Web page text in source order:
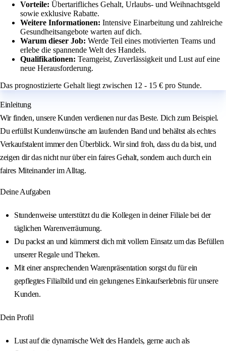
Vorteile: Übertarifliches Gehalt, Urlaubs- und Weihnachtsgeld
sowie exklusive Rabatte.
Weitere Informationen: Intensive Einarbeitung und zahlreiche
Gesundheitsangebote warten auf dich.
Warum dieser Job: Werde Teil eines motivierten Teams und
erlebe die spannende Welt des Handels.
Qualifikationen: Teamgeist, Zuverlässigkeit und Lust auf eine
neue Herausforderung.
Das prognostizierte Gehalt liegt zwischen 12 - 15 € pro Stunde.
Einleitung
Wir finden, unsere Kunden verdienen nur das Beste. Dich zum Beispiel.
Du erfüllst Kundenwünsche am laufenden Band und behältst als echtes
Verkaufstalent immer den Überblick. Wir sind froh, dass du da bist, und
zeigen dir das nicht nur über ein faires Gehalt, sondern auch durch ein
faires Miteinander im Alltag.
Deine Aufgaben
Stundenweise unterstützt du die Kollegen in deiner Filiale bei der
täglichen Warenverräumung.
Du packst an und kümmerst dich mit vollem Einsatz um das Befüllen
unserer Regale und Theken.
Mit einer ansprechenden Warenpräsentation sorgst du für ein
gepflegtes Filialbild und ein gelungenes Einkaufserlebnis für unsere
Kunden.
Dein Profil
Lust auf die dynamische Welt des Handels, gerne auch als